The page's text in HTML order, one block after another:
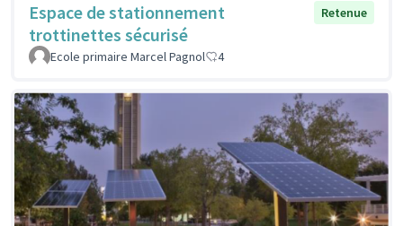
Espace de stationnement
trottinettes sécurisé
Retenue
Ecole primaire Marcel Pagnol 4